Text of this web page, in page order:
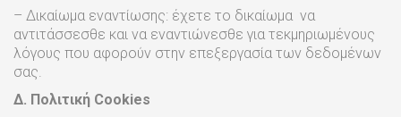
– Δικαίωμα εναντίωσης: έχετε το δικαίωμα να
αντιτάσσεσθε και να εναντιώνεσθε για τεκμηριωμένους
λόγους που αφορούν στην επεξεργασία των δεδομένων
σας.
Δ. Πολιτική Cookies